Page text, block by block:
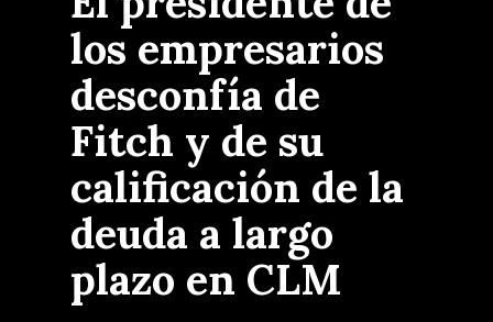
los empresarios
desconfía de
Fitch y de su
calificación de la
deuda a largo
plazo en CLM